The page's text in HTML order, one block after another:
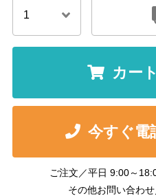
カー
今すぐ電
ご注文／平日 9:00～
その他お問い合わ